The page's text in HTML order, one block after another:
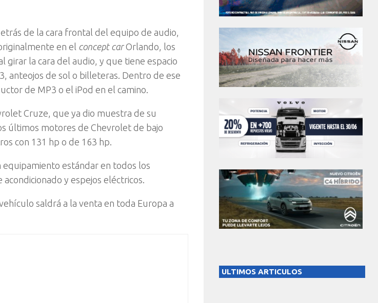
de la cara frontal del equipo de audio,
en el concept carOrlando, los
la cara del audio, y que tiene espacio
anteojos de sol o billeteras. Dentro de ese
de MP3 o el iPod en el camino.
Cruze, que ya dio muestra de su
últimos motores de Chevrolet de bajo
con 131 hp o de 163 hp.
estándar en todos los
acondicionado y espejos eléctricos.
saldrá a la venta en toda Europa a
ULTIMOS ARTICULOS